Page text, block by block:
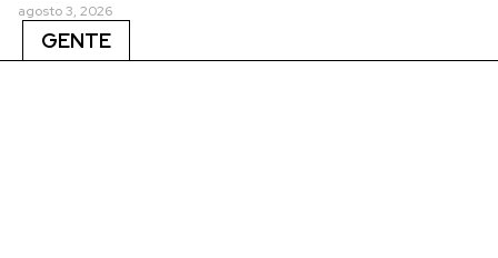
agosto 3, 2026
GENTE